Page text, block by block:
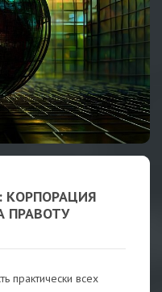
КОРПОРАЦИЯ
ПРАВОТУ
практически всех